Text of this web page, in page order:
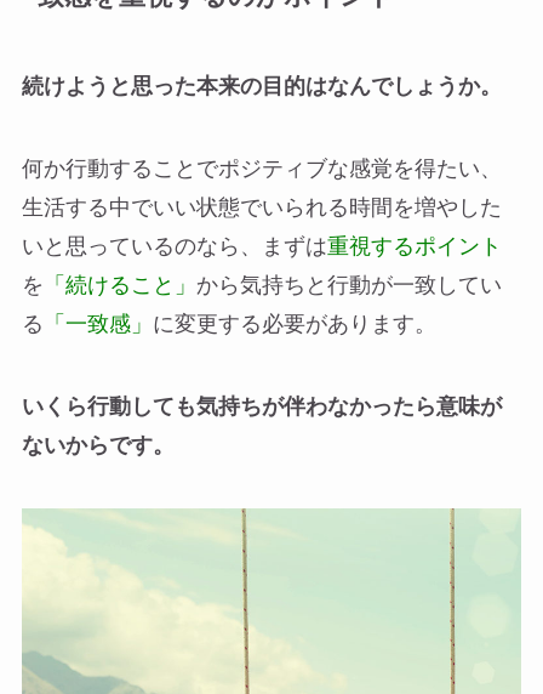
続けようと思った本来の目的はなんでしょうか。
何か行動することでポジティブな感覚を得たい、
生活する中でいい状態でいられる時間を増やした
いと思っているのなら、まずは重視するポイント
を 「続けること」 から気持ちと行動が一致してい
る 「一致感」 に変更する必要があります。
いくら行動しても気持ちが伴わなかったら意味が
ないからです。